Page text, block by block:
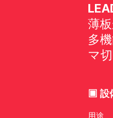
薄
多
マ
▣ 設
用途